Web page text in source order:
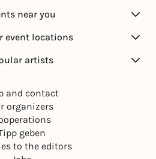
near you
event locations
artists
and contact
organizers
geben
to the editors